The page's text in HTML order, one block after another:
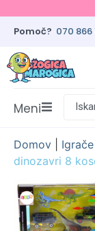
Pomoč? 070 866
Meni
Domov Igrače
dinozavri 8